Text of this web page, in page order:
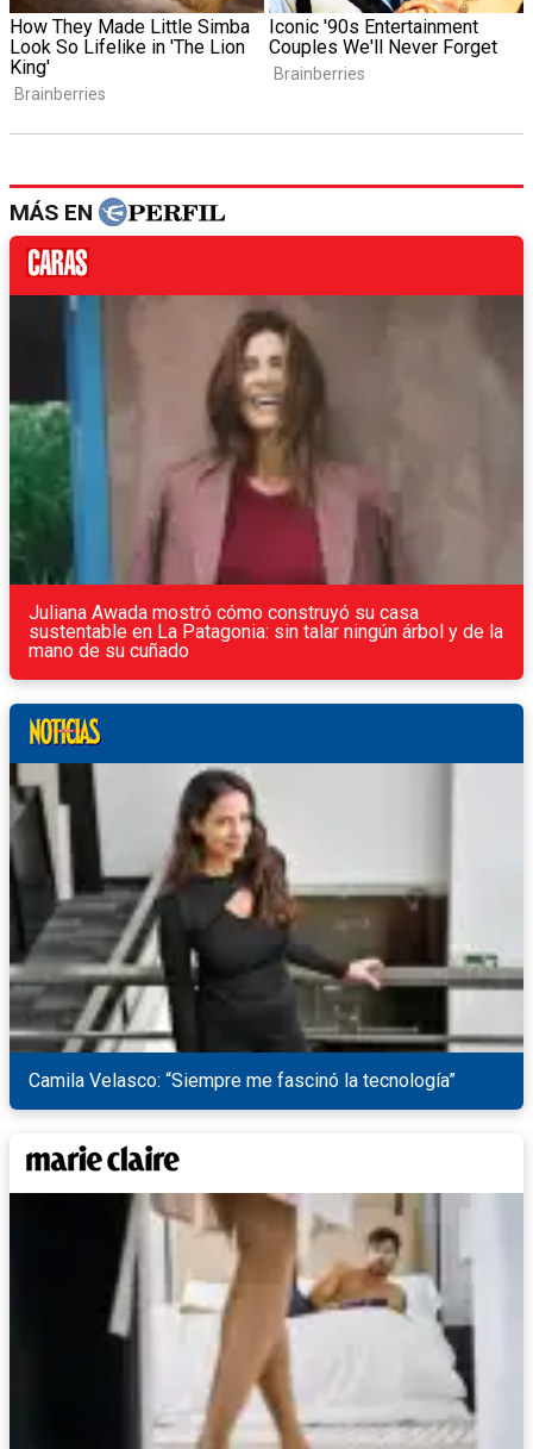
MÁS EN
Juliana Awada mostró cómo construyó su casa
sustentable en La Patagonia: sin talar ningún árbol y de la
mano de su cuñado
Camila Velasco: “Siempre me fascinó la tecnología”